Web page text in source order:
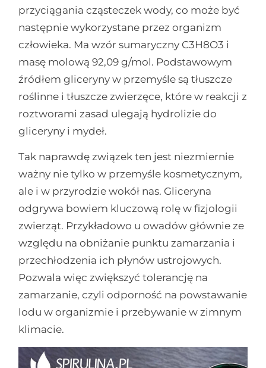
przyciągania cząsteczek wody, co może być
następnie wykorzystane przez organizm
człowieka. Ma wzór sumaryczny C3H8O3 i
masę molową 92,09 g/mol. Podstawowym
źródłem gliceryny w przemyśle są tłuszcze
roślinne i tłuszcze zwierzęce, które w reakcji z
roztworami zasad ulegają hydrolizie do
gliceryny i mydeł.
Tak naprawdę związek ten jest niezmiernie
ważny nie tylko w przemyśle kosmetycznym,
ale i w przyrodzie wokół nas. Gliceryna
odgrywa bowiem kluczową rolę w fizjologii
zwierząt. Przykładowo u owadów głównie ze
względu na obniżanie punktu zamarzania i
przechłodzenia ich płynów ustrojowych.
Pozwala więc zwiększyć tolerancję na
zamarzanie, czyli odporność na powstawanie
lodu w organizmie i przebywanie w zimnym
klimacie.